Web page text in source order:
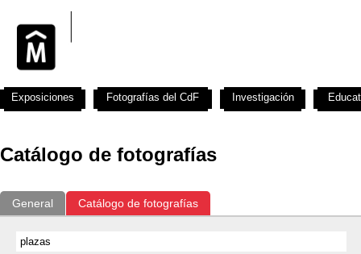
Catálogo de fotografías
General Catálogo de fotografías
Exposiciones Fotografías del CdF Investigación